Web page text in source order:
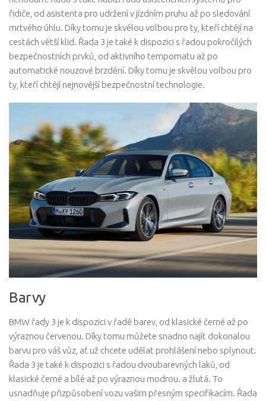
řidiče, od asistenta pro udržení v jízdním pruhu až po sledování
mrtvého úhlu. Díky tomu je skvělou volbou pro ty, kteří chtějí na
cestách větší klid. Řada 3 je také k dispozici s řadou pokročilých
bezpečnostních prvků, od aktivního tempomatu až po
automatické nouzové brzdění. Díky tomu je skvělou volbou pro
ty, kteří chtějí nejnovější bezpečnostní technologie.
Barvy
BMW řady 3 je k dispozici v řadě barev, od klasické černé až po
výraznou červenou. Díky tomu můžete snadno najít dokonalou
barvu pro váš vůz, ať už chcete udělat prohlášení nebo splynout.
Řada 3 je také k dispozici s řadou dvoubarevných laků, od
klasické černé a bílé až po výraznou modrou. a žlutá. To
usnadňuje přizpůsobení vozu vašim přesným specifikacím. Řada